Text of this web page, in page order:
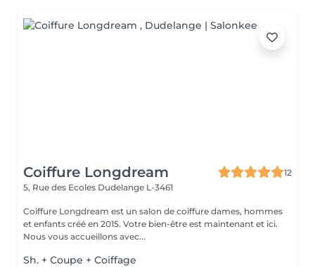
Coiffure Longdream
12
5, Rue des Ecoles Dudelange L-3461
Coiffure Longdream est un salon de coiffure dames, hommes
et enfants créé en 2015. Votre bien-être est maintenant et ici.
Nous vous accueillons avec...
Sh. + Coupe + Coiffage